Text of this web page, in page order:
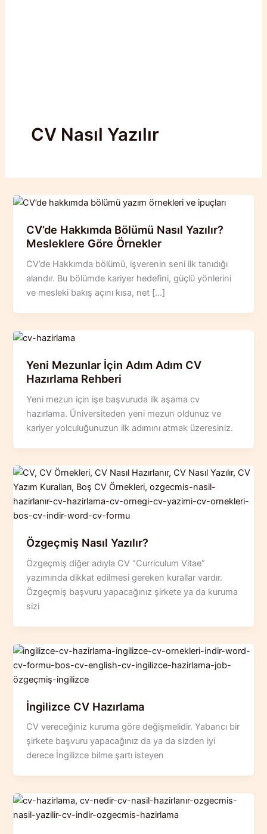
CV Nasıl Yazılır
CV’de Hakkımda Bölümü Nasıl Yazılır?
Mesleklere Göre Örnekler
CV’de Hakkımda bölümü, işverenin seni ilk tanıdığı
alandır. Bu bölümde kariyer hedefini, güçlü yönlerini
ve mesleki bakış açını kısa, net […]
Yeni Mezunlar İçin Adım Adım CV
Hazırlama Rehberi
Yeni mezun için işe başvuruda ilk aşama cv
hazırlama. Üniversiteden yeni mezun oldunuz ve
kariyer yolculuğunuzun ilk adımını atmak üzeresiniz.
Özgeçmiş Nasıl Yazılır?
Özgeçmiş diğer adıyla CV “Curriculum Vitae”
yazımında dikkat edilmesi gereken kurallar vardır.
Özgeçmiş başvuru yapacağınız şirkete ya da kuruma
sizi
İngilizce CV Hazırlama
CV vereceğiniz kuruma göre değişmelidir. Yabancı bir
şirkete başvuru yapacağınız da ya da sizden iyi
derece İngilizce bilme şartı isteyen